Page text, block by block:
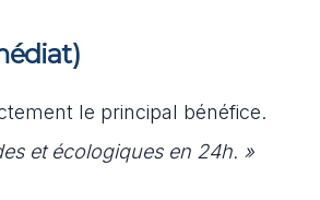
le principal bénéfice.
et écologiques en 24h. »